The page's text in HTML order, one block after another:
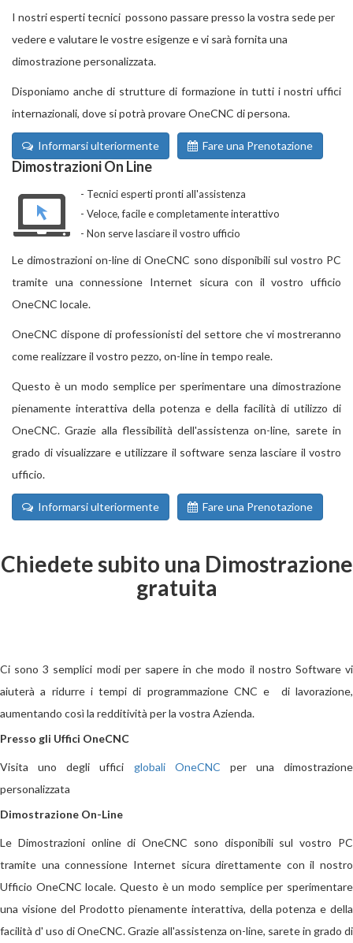
I nostri esperti tecnici possono passare presso la vostra sede per
vedere e valutare le vostre esigenze e vi sarà fornita una
dimostrazione personalizzata.
Disponiamo anche di strutture di formazione in tutti i nostri uffici
internazionali, dove si potrà provare OneCNC di persona.
Informarsi ulteriormente Fare una Prenotazione
Dimostrazioni On Line
Tecnici esperti pronti all'assistenza
Veloce, facile e completamente interattivo
Non serve lasciare il vostro ufficio
Le dimostrazioni on-line di OneCNC sono disponibili sul vostro PC
tramite una connessione Internet sicura con il vostro ufficio
OneCNC locale.
OneCNC dispone di professionisti del settore che vi mostreranno
come realizzare il vostro pezzo, on-line in tempo reale.
Questo è un modo semplice per sperimentare una dimostrazione
pienamente interattiva della potenza e della facilità di utilizzo di
OneCNC. Grazie alla flessibilità dell'assistenza on-line, sarete in
grado di visualizzare e utilizzare il software senza lasciare il vostro
ufficio.
Informarsi ulteriormente Fare una Prenotazione
Chiedete subito una Dimostrazione
gratuita
Ci sono 3 semplici modi per sapere in che modo il nostro Software vi
aiuterà a ridurrei tempi di programmazione CNC e di lavorazione,
aumentando così la redditività per la vostra Azienda.
Presso gli Uffici OneCNC
Visita uno degli uffici globali OneCNC per una dimostrazione
personalizzata
Dimostrazione On-Line
Le Dimostrazioni online di OneCNC sono disponibili sul vostro PC
tramite una connessione Internet sicura direttamente con il nostro
Ufficio OneCNC locale. Questo è un modo semplice per sperimentare
una visione del Prodotto pienamente interattiva, della potenza e della
facilità d' uso di OneCNC. Grazie all'assistenza on-line, sarete in grado di